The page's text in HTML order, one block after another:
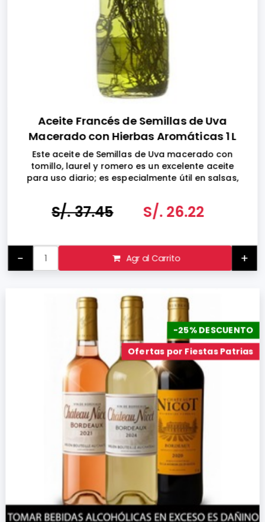
Aceite Francés de Semillas de Uva
Macerado con Hierbas Aromáticas 1 L
Este aceite de Semillas de Uva macerado con
tomillo, laurel y romero es un excelente aceite
para uso diario; es especialmente útil en salsas,
para saltear a fuego alto, sofreír y hornear.
Hecho en Francia
S/. 37.45 S/. 26.22
- Agr al Carrito +
-25% DESCUENTO
Ofertas por Fiestas Patrias